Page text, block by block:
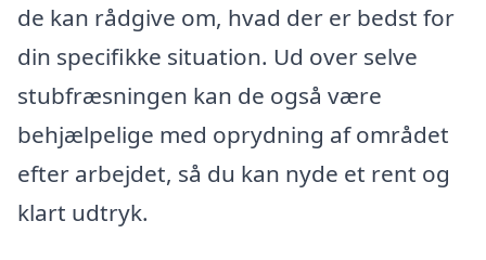
de kan rådgive om, hvad der er bedst for
din specifikke situation. Ud over selve
stubfræsningen kan de også være
behjælpelige med oprydning af området
efter arbejdet, så du kan nyde et rent og
klart udtryk.